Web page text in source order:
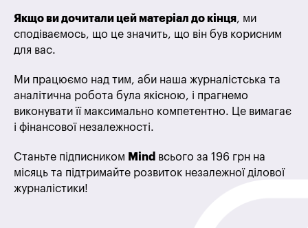
Якщо ви дочитали цей матеріал до кінця, ми
сподіваємось, що це значить, що він був корисним
для вас.
Ми працюємо над тим, аби наша журналістська та
аналітична робота була якісною, і прагнемо
виконувати її максимально компетентно. Це вимагає
і фінансової незалежності.
Станьте підписником Mind всього за 196 грн на
місяць та підтримайте розвиток незалежної ділової
журналістики!